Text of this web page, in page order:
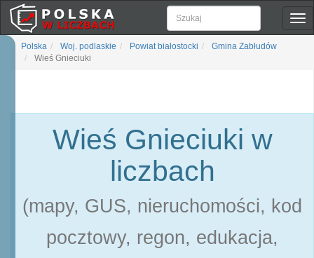
Polska Woj. podlaskie Powiat białostocki
Gmina Zabłudów
Wieś Gnieciuki
Wieś Gnieciuki w
liczbach
(mapy, GUS, nieruchomości, kod
pocztowy, regon, edukacja,